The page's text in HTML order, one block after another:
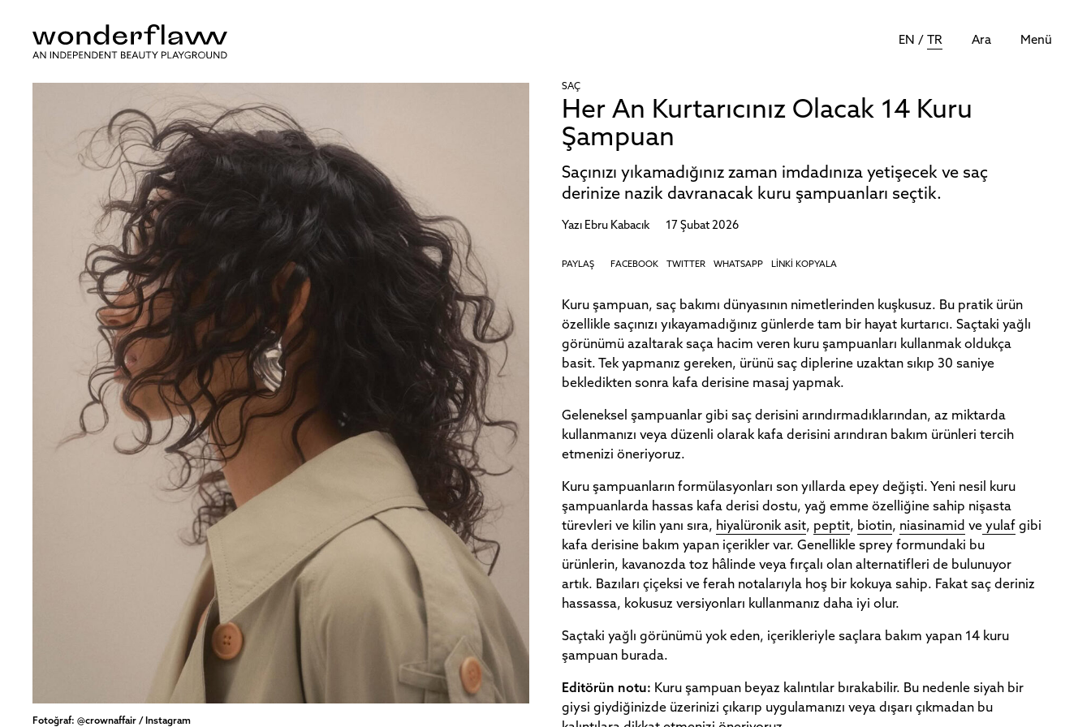
EN / TR Ara Menü
Fotoğraf: @crownaffair / Instagram
SAÇ
Her An Kurtarıcınız Olacak 14 Kuru
Şampuan
Saçınızı yıkamadığınız zaman imdadınıza yetişecek ve saç
derinize nazik davranacak kuru şampuanları seçtik.
Yazı Ebru Kabacık 17 Şubat 2026
PAYLAŞ FACEBOOK TWITTER WHATSAPP LİNKİ KOPYALA
Kuru şampuan, saç bakımı dünyasının nimetlerinden kuşkusuz. Bu pratik ürün
özellikle saçınızı yıkayamadığınız günlerde tam bir hayat kurtarıcı. Saçtaki yağlı
görünümü azaltarak saça hacim veren kuru şampuanları kullanmak oldukça
basit. Tek yapmanız gereken, ürünü saç diplerine uzaktan sıkıp 30 saniye
bekledikten sonra kafa derisine masaj yapmak.
Geleneksel şampuanlar gibi saç derisini arındırmadıklarından, az miktarda
kullanmanızı veya düzenli olarak kafa derisini arındıran bakım ürünleri tercih
etmenizi öneriyoruz.
Kuru şampuanların formülasyonları son yıllarda epey değişti. Yeni nesil kuru
şampuanlarda hassas kafa derisi dostu, yağ emme özelliğine sahip nişasta
türevleri ve kilin yanı sıra, hiyalüronik asit, peptit, biotin, niasinamid ve yulaf gibi
kafa derisine bakım yapan içerikler var. Genellikle sprey formundaki bu
ürünlerin, kavanozda toz hâlinde veya fırçalı olan alternatifleri de bulunuyor
artık. Bazıları çiçeksi ve ferah notalarıyla hoş bir kokuya sahip. Fakat saç deriniz
hassassa, kokusuz versiyonları kullanmanız daha iyi olur.
Saçtaki yağlı görünümü yok eden, içerikleriyle saçlara bakım yapan 14 kuru
şampuan burada.
Editörün notu: Kuru şampuan beyaz kalıntılar bırakabilir. Bu nedenle siyah bir
giysi giydiğinizde üzerinizi çıkarıp uygulamanızı veya dışarı çıkmadan bu